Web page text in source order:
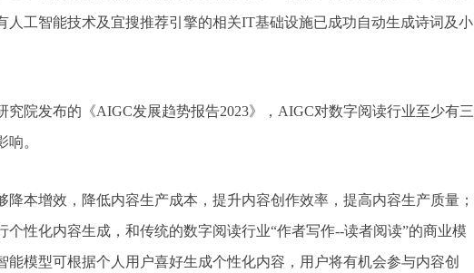
人工智能技术及宜搜推荐引擎的相关IT基础设施已成功自动生成诗词及小
究院发布的《AIGC发展趋势报告2023》，AIGC对数字阅读行业至少有三
响。
降本增效，降低内容生产成本，提升内容创作效率，提高内容生产质量；
个性化内容生成，和传统的数字阅读行业“作者写作--读者阅读”的商业模
能模型可根据个人用户喜好生成个性化内容，用户将有机会参与内容创